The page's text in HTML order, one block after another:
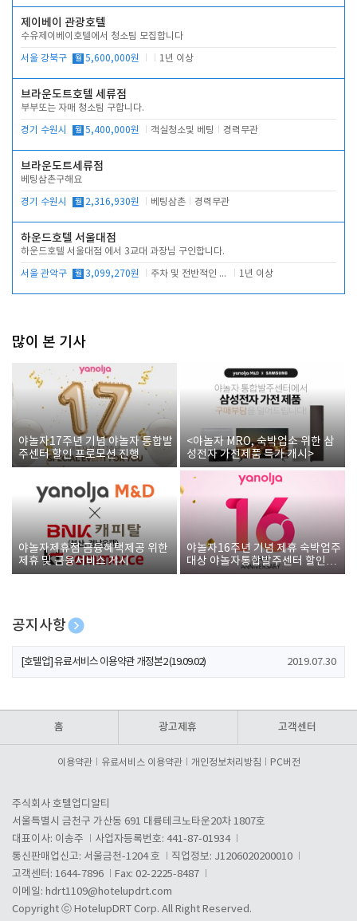
제이베이 관광호텔
수유제이베이호텔에서 청소팀 모집합니다
서울 강북구 월 5,600,000원 1년 이상
브라운도트호텔 세류점
부부또는 자매 청소팀 구합니다.
경기 수원시 월 5,400,000원 객실청소및 베팅 경력무관
브라운도트세류점
베팅삼촌구해요
경기 수원시 월 2,316,930원 베팅삼촌 경력무관
하운드호텔 서울대점
하운드호텔 서울대점 에서 3교대 과장님 구인합니다.
서울 관악구 월 3,099,270원 주차 및 전반적인 당번업무 1년 이상
많이 본 기사
야놀자17주년 기념 야놀자 통합발
주센터 할인 프로모션 진행
<야놀자 MRO, 숙박업소 위한 삼
성전자 가전제품 특가 개시>
야놀자제휴점 금융혜택제공 위한
제휴 및 금융서비스 게시
야놀자16주년 기념 제휴 숙박업주
대상 야놀자통합발주센터 할인쿠
폰 증정
공지사항
[호텔업] 개인정보 처리방침 개정본1 (19.09.02)
[호텔업] 유료서비스 이용약관 개정본2 (19.09.02) 2019.07.30
홈 광고제휴 고객센터
이용약관 유료서비스 이용약관 개인정보처리방침 PC버전
주식회사 호텔업디알티
서울특별시 금천구 가산동 691 대륭테크노타운20차 1807호
대표이사: 이송주
사업자등록번호: 441-87-01934
통신판매업신고: 서울금천-1204 호
직업정보: J1206020200010
고객센터: 1644-7896
Fax: 02-2225-8487
이메일: hdrt1109@hotelupdrt.com
Copyright ⓒ HotelupDRT Corp. All Right Reserved.